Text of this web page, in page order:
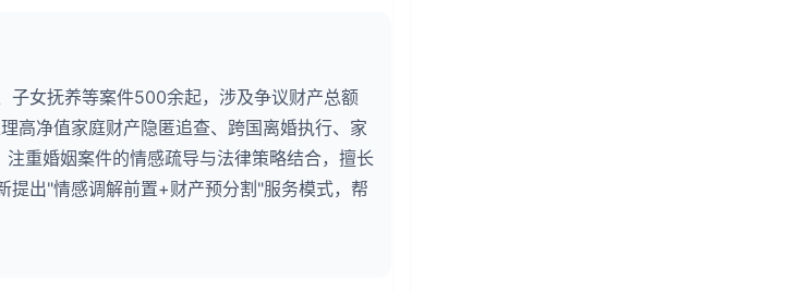
子女抚养等案件500余起，涉及争议财产总额
高净值家庭财产隐匿追查、跨国离婚执行、家
重婚姻案件的情感疏导与法律策略结合，擅长
提出"情感调解前置+财产预分割"服务模式，帮